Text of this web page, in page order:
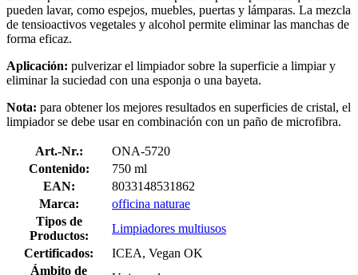
pueden lavar, como espejos, muebles, puertas y lámparas. La mezcla
de tensioactivos vegetales y alcohol permite eliminar las manchas de
forma eficaz.
Aplicación: pulverizar el limpiador sobre la superficie a limpiar y
eliminar la suciedad con una esponja o una bayeta.
Nota: para obtener los mejores resultados en superficies de cristal, el
limpiador se debe usar en combinación con un paño de microfibra.
Art.-Nr.:
ONA-5720
Contenido:
750 ml
EAN:
8033148531862
Marca:
officina naturae
Tipos de
Productos:
Limpiadores multiusos
Certificados:
ICEA, Vegan OK
Ámbito de